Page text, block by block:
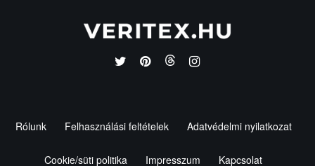
Rólunk Felhasználási feltételek Adatvédelmi nyilatkozat
Cookie/süti politika Impresszum Kapcsolat